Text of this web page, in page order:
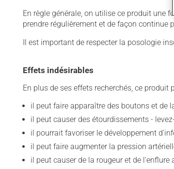
En règle générale, on utilise ce produit une
prendre régulièrement et de façon continue
Il est important de respecter la posologie
Effets indésirables
En plus de ses effets recherchés, ce
il peut faire apparaître des boutons et de
il peut causer des étourdissements -
il pourrait favoriser le développement
il peut faire augmenter la pression
il peut causer de la rougeur et de l'enflure